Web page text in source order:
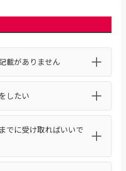
載がありません
したい
でに受け取ればいいで